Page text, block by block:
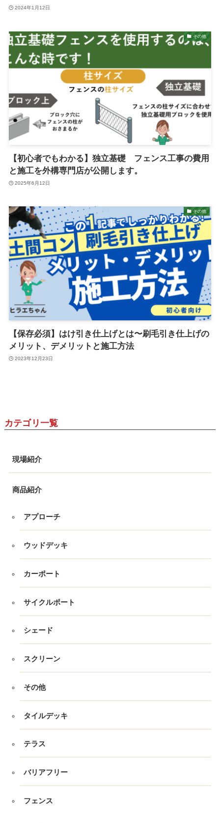
2024年1月12日
その他
【初心者でもわかる】独立基礎 フェンス工事の費用
と施工を外構専門店が公開します。
2025年6月12日
その他
【保存必須】はけ引き仕上げとは〜刷毛引き仕上げの
メリット、デメリットと施工方法
2023年12月23日
カテゴリ一覧
現場紹介
商品紹介
アプローチ
ウッドデッキ
カーポート
サイクルポート
シェード
スクリーン
その他
タイルデッキ
テラス
バリアフリー
フェンス